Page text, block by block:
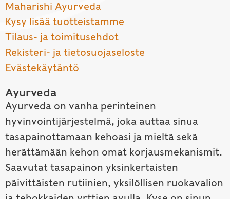
Maharishi Ayurveda
Kysy lisää tuotteistamme
Tilaus- ja toimitusehdot
Rekisteri- ja tietosuojaseloste
Evästekäytäntö
Ayurveda
Ayurveda on vanha perinteinen
hyvinvointijärjestelmä, joka auttaa sinua
tasapainottamaan kehoasi ja mieltä sekä
herättämään kehon omat korjausmekanismit.
Saavutat tasapainon yksinkertaisten
päivittäisten rutiinien, yksilöllisen ruokavalion